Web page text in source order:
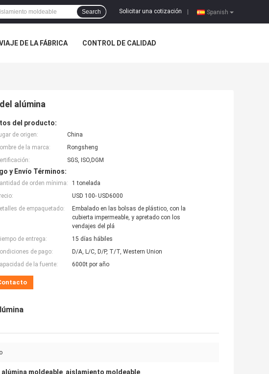
Spanish
Solicitar una cotización
Search
DE LA FÁBRICA CONTROL DE CALIDAD
alúmina
del producto:
de origen:
China
de la marca:
Rongsheng
SGS, ISO,DGM
y Envío Términos:
de orden mínima:
1 tonelada
USD 100- USD6000
de empaquetado:
Embalado en las bolsas de plástico, con la
cubierta impermeable, y apretado con los
vendajes del plá
de entrega:
15 días hábiles
de pago:
D/A, L/C, D/P, T/T, Western Union
de la fuente:
6000t por año
moldeable aislamiento moldeable